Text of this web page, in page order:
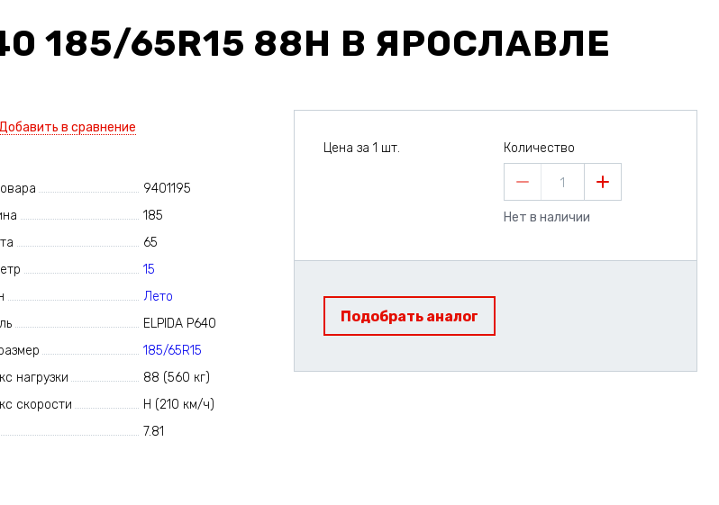
185/65R15 88H В ЯРОСЛАВЛЕ
в сравнение
9401195
185
65
15
Лето
ELPIDA P640
185/65R15
нагрузки
88 (560 кг)
скорости
H (210 км/ч)
7.81
Цена за 1 шт. Количество
1
Нет в наличии
Подобрать аналог